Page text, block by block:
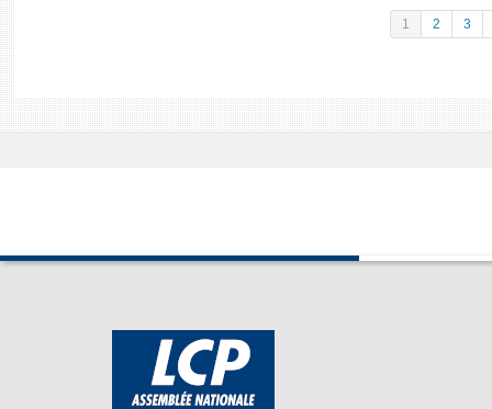
1 2 3